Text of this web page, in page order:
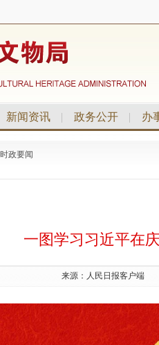
新闻资讯 | 政务公开 | 办
时政要闻
一图学习习近平在
来源： 人民日报客户端